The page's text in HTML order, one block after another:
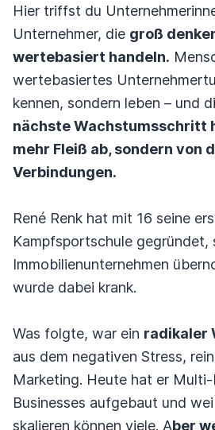
Hier triffst du
Unternehmer, die groß
wertebasiert handeln.
wertebasiertes
kennen, sondern leben – und
nächste Wachstumsschritt
mehr Fleiß ab, sondern von
Verbindungen.
René Renk hat mit 16 seine
Kampfsportschule gegründet,
Immobilienunternehmen
wurde dabei krank.
Was folgte, war ein radikaler
aus dem negativen Stress,
Marketing. Heute hat er
Businesses aufgebaut und
skalieren können viele. Aber